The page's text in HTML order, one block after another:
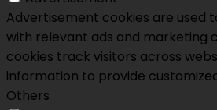
Advertisement cookies are used
with relevant ads and marketing
cookies track visitors across
information to provide
Others